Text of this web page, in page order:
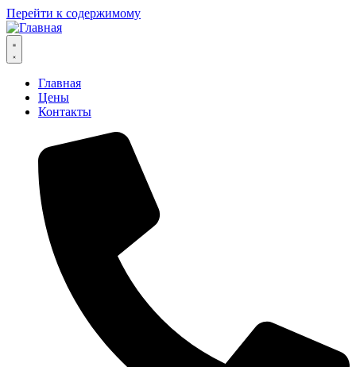
Перейти к содержимому
Главная
Цены
Контакты